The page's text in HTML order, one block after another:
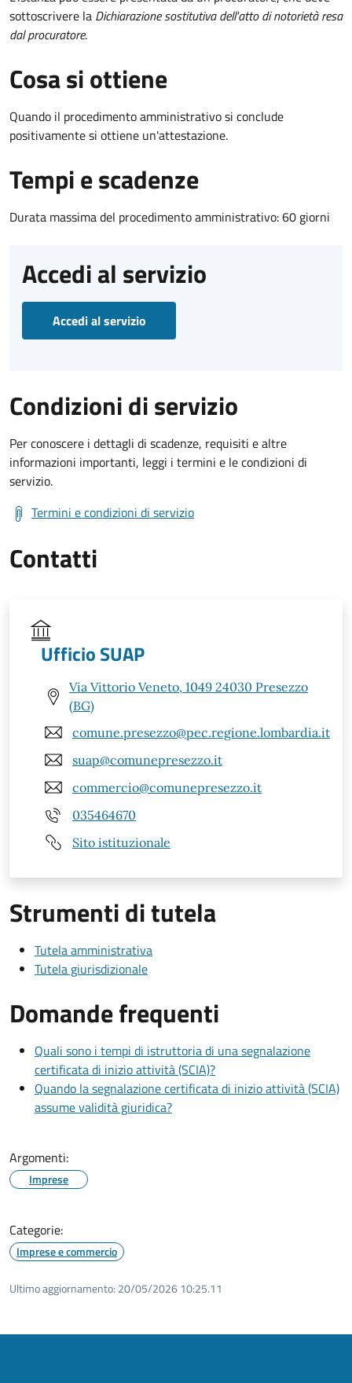
sottoscrivere la Dichiarazione sostitutiva dell'atto di notorietà resa
dal procuratore.
Cosa si ottiene
Quando il procedimento amministrativo si conclude
positivamente si ottiene un'attestazione.
Tempi e scadenze
Durata massima del procedimento amministrativo: 60 giorni
Accedi al servizio
Accedi al servizio
Condizioni di servizio
Per conoscere i dettagli di scadenze, requisiti e altre
informazioni importanti, leggi i termini e le condizioni di
servizio.
Termini e condizioni di servizio
Contatti
Ufficio SUAP
Via Vittorio Veneto, 1049 24030 Presezzo
(BG)
comune.presezzo@pec.regione.lombardia.it
suap@comunepresezzo.it
commercio@comunepresezzo.it
035464670
Sito istituzionale
Strumenti di tutela
Tutela amministrativa
Tutela giurisdizionale
Domande frequenti
Quali sono i tempi di istruttoria di una segnalazione
certificata di inizio attività (SCIA)?
Quando la segnalazione certificata di inizio attività (SCIA)
assume validità giuridica?
Argomenti:
Imprese
Categorie:
Imprese e commercio
Ultimo aggiornamento: 20/05/2026 10:25.11